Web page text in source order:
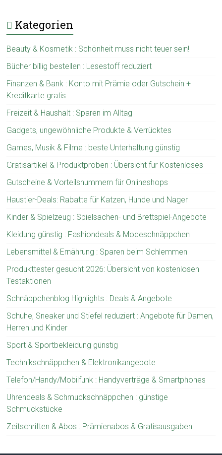
Kategorien
Beauty & Kosmetik : Schönheit muss nicht teuer sein!
Bücher billig bestellen : Lesestoff reduziert
Finanzen & Bank : Konto mit Prämie oder Gutschein +
Kreditkarte gratis
Freizeit & Haushalt : Sparen im Alltag
Gadgets, ungewöhnliche Produkte & Verrücktes
Games, Musik & Filme : beste Unterhaltung günstig
Gratisartikel & Produktproben : Übersicht für Kostenloses
Gutscheine & Vorteilsnummern für Onlineshops
Haustier-Deals: Rabatte für Katzen, Hunde und Nager
Kinder & Spielzeug : Spielsachen- und Brettspiel-Angebote
Kleidung günstig : Fashiondeals & Modeschnäppchen
Lebensmittel & Ernährung : Sparen beim Schlemmen
Produkttester gesucht 2026: Übersicht von kostenlosen
Testaktionen
Schnäppchenblog Highlights : Deals & Angebote
Schuhe, Sneaker und Stiefel reduziert : Angebote für Damen,
Herren und Kinder
Sport & Sportbekleidung günstig
Technikschnäppchen & Elektronikangebote
Telefon/Handy/Mobilfunk : Handyverträge & Smartphones
Uhrendeals & Schmuckschnäppchen : günstige
Schmuckstücke
Zeitschriften & Abos : Prämienabos & Gratisausgaben